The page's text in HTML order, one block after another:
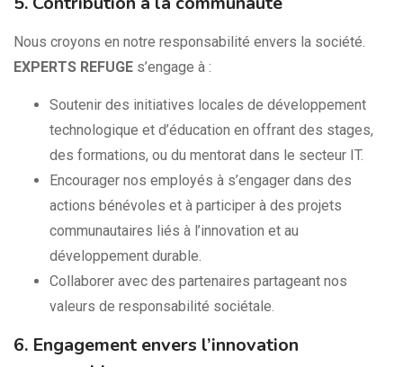
Nous croyons en notre responsabilité envers la société.
EXPERTS REFUGE s’engage à :
Soutenir des initiatives locales de développement
technologique et d’éducation en offrant des stages,
des formations, ou du mentorat dans le secteur IT.
Encourager nos employés à s’engager dans des
actions bénévoles et à participer à des projets
communautaires liés à l’innovation et au
développement durable.
Collaborer avec des partenaires partageant nos
valeurs de responsabilité sociétale.
6. Engagement envers l’innovation